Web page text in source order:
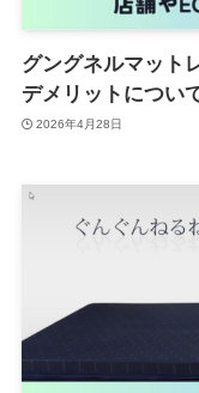
グングネルマット
デメリットについ
2026年4月28日